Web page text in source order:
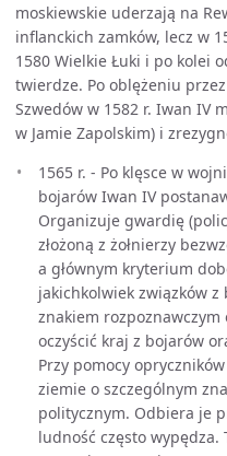
moskiewskie uderzają na
inflanckich zamków, lecz w
1580 Wielkie Łuki i po kolei
twierdze. Po oblężeniu
Szwedów w 1582 r. Iwan IV
w Jamie Zapolskim) i
1565 r. - Po klęsce w
bojarów Iwan IV
Organizuje gwardię
złożoną z żołnierzy
a głównym kryterium
jakichkolwiek związków
znakiem rozpoznawczym
oczyścić kraj z bojarów
Przy pomocy
ziemie o szczególnym
politycznym. Odbiera je
ludność często wypędza.